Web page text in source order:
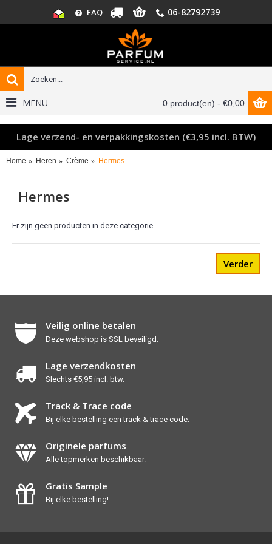
FAQ 06-82792739
0 product(en) - €0,00
MENU
Lage verzend- en verpakkingskosten (€3,95 incl. BTW)
Home Heren Crème Hermes
Hermes
Er zijn geen producten in deze categorie.
Verder
Veilig online betalen
Deze webshop is SSL beveiligd.
Lage verzendkosten
Slechts €5,95 incl. btw.
Track & Trace code
Bij elke bestelling een track & trace code.
Originele parfums
Alle topmerken beschikbaar.
Gratis Sample
Bij elke bestelling!